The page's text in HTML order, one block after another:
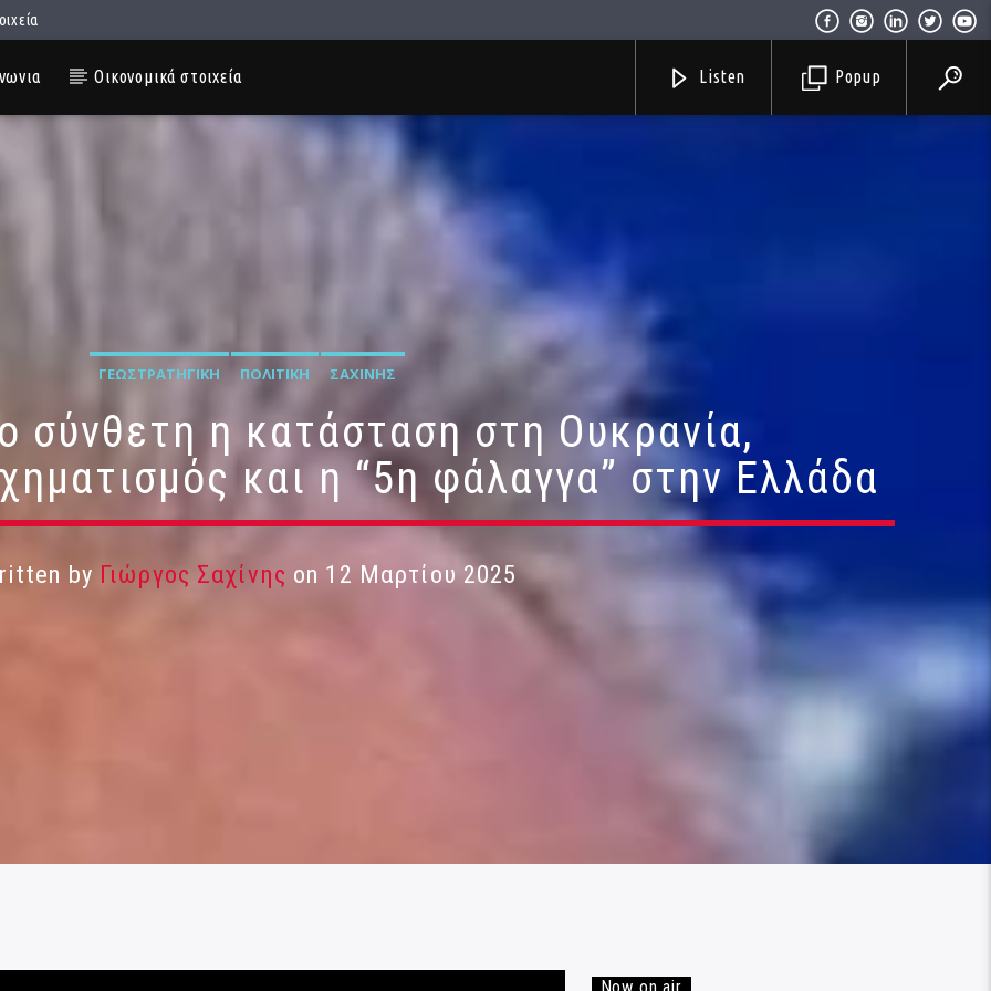
Οικονομικά στοιχεία Popup
Listen
ΓΕΩΣΤΡΑΤΗΓΙΚΉ ΠΟΛΙΤΙΚΉ ΣΑΧΊΝΗΣ
σύνθετη η κατάσταση στη Ουκρανία,
και η “5η φάλαγγα” στην Ελλάδα
by Γιώργος Σαχίνης on 12 Μαρτίου 2025